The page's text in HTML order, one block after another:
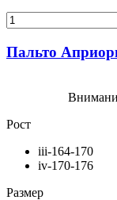
Пальто
Рост
iii-164-170
iv-170-176
Размер